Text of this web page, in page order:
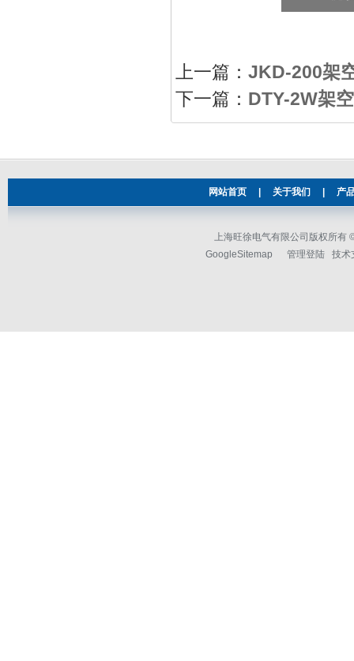
上一篇： JKD-200架
下一篇： DTY-2W架
网站首页 关于我们 产
上海旺徐电气有限公司版权所有
GoogleSitemap
管理登陆 技术